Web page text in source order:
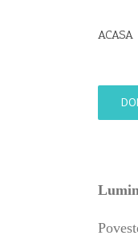
ACASA